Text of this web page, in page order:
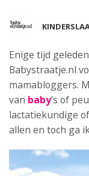
Enige tijd
Babystraatje.nl
mamabloggers.
van baby’s of
lactatiekundige
allen en toch ga